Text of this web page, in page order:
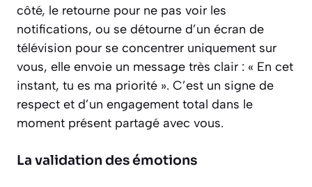
côté, le retourne pour ne pas voir les
notifications, ou se détourne d’un écran de
télévision pour se concentrer uniquement sur
vous, elle envoie un message très clair : « En cet
instant, tu es ma priorité ». C’est un signe de
respect et d’un engagement total dans le
moment présent partagé avec vous.
La validation des émotions